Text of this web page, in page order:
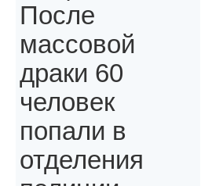
После
массовой
драки 60
человек
попали в
отделения